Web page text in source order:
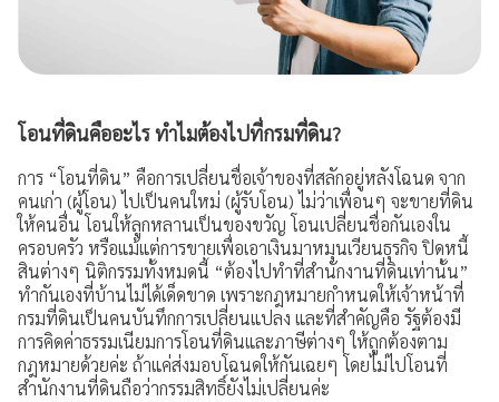
ประกาศดอกเบี้ยและค่าธรรมเนียม
การเปิดเผยข้อมูล
ช่องทางการแจ้งเบาะแส / ร้องเรียน
โอนที่ดินคืออะไร ทำไมต้องไปที่กรมที่ดิน?
การ “โอนที่ดิน” คือการเปลี่ยนชื่อเจ้าของที่สลักอยู่หลังโฉนด จาก
คนเก่า (ผู้โอน) ไปเป็นคนใหม่ (ผู้รับโอน) ไม่ว่าเพื่อนๆ จะขายที่ดิน
ให้คนอื่น โอนให้ลูกหลานเป็นของขวัญ โอนเปลี่ยนชื่อกันเองใน
ครอบครัว หรือแม้แต่การขายเพื่อเอาเงินมาหมุนเวียนธุรกิจ ปิดหนี้
สินต่างๆ นิติกรรมทั้งหมดนี้ “ต้องไปทำที่สำนักงานที่ดินเท่านั้น”
ทำกันเองที่บ้านไม่ได้เด็ดขาด เพราะกฎหมายกำหนดให้เจ้าหน้าที่
กรมที่ดินเป็นคนบันทึกการเปลี่ยนแปลง และที่สำคัญคือ รัฐต้องมี
การคิดค่าธรรมเนียมการโอนที่ดินและภาษีต่างๆ ให้ถูกต้องตาม
กฎหมายด้วยค่ะ ถ้าแค่ส่งมอบโฉนดให้กันเฉยๆ โดยไม่ไปโอนที่
สำนักงานที่ดินถือว่ากรรมสิทธิ์ยังไม่เปลี่ยนค่ะ